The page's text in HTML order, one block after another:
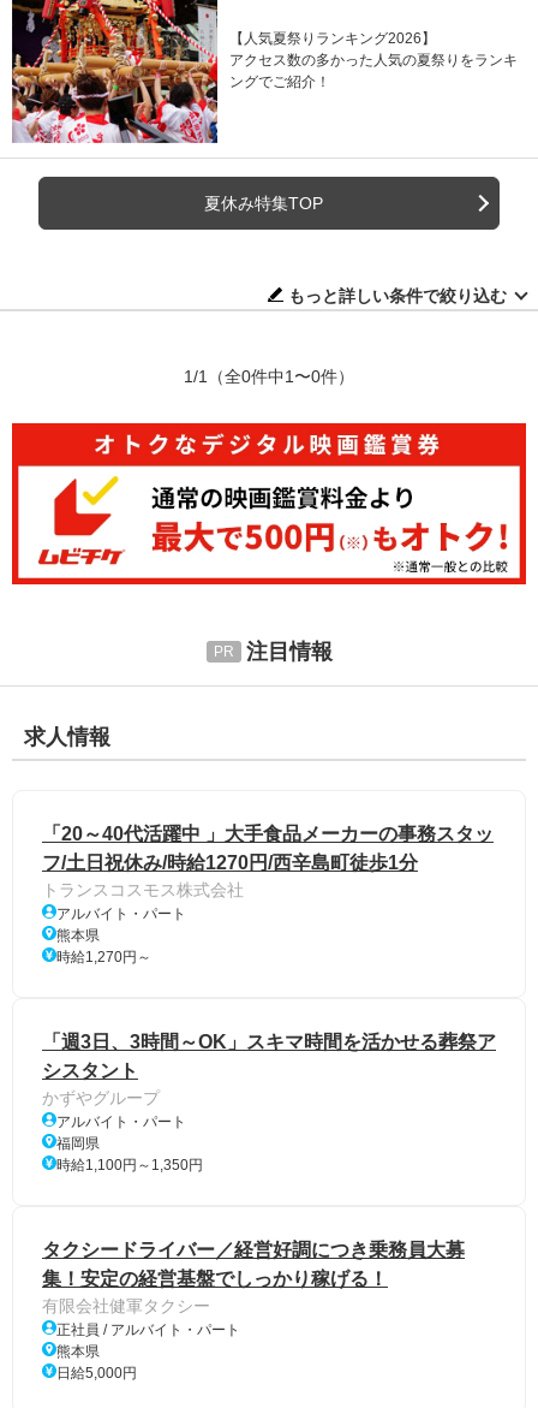
【人気夏祭りランキング2026】
アクセス数の多かった人気の夏祭りをランキ
ングでご紹介！
夏休み特集TOP
もっと詳しい条件で絞り込む
1/1 （全0件中1〜0件）
注目情報
求人情報
「20～40代活躍中 」大手食品メーカーの事務スタッ
フ/土日祝休み/時給1270円/西辛島町徒歩1分
トランスコスモス株式会社
アルバイト・パート
熊本県
時給1,270円～
「週3日、3時間～OK」スキマ時間を活かせる葬祭ア
シスタント
かずやグループ
アルバイト・パート
福岡県
時給1,100円～1,350円
タクシードライバー／経営好調につき乗務員大募
集！安定の経営基盤でしっかり稼げる！
有限会社健軍タクシー
正社員 / アルバイト・パート
熊本県
日給5,000円